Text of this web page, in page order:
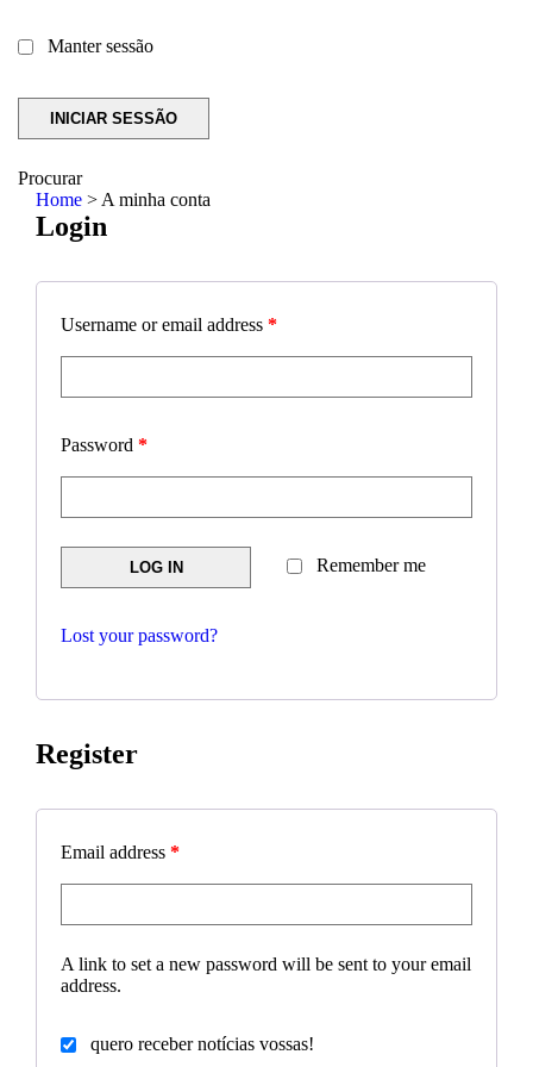
Manter sessão
Procurar
Home > A minha conta
Login
Username or email address *
Password *
Remember me
LOG IN
Lost your password?
Register
Email address *
A link to set a new password will be sent to your email
address.
quero receber notícias vossas!